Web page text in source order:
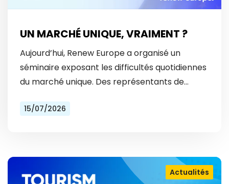
UN MARCHÉ UNIQUE, VRAIMENT ?
Aujourd’hui, Renew Europe a organisé un
séminaire exposant les difficultés quotidiennes
du marché unique. Des représentants de
auxquels ils font face tous les…
15/07/2026
Actualités